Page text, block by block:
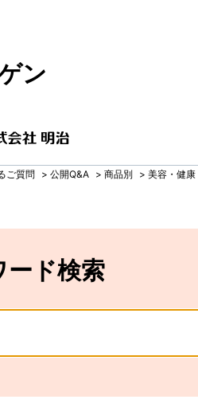
ン
ご質問 > 公開Q&A > 商品別 > 美容・健康
ード検索